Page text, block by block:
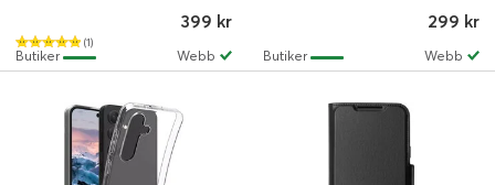
(1)
399 kr
Webb
Butiker
299 kr
Webb
Butiker